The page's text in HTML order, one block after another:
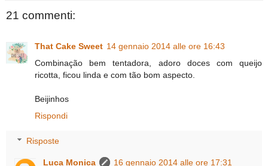
21 commenti:
That Cake Sweet 14 gennaio 2014 alle ore 16:43
Combinação bem tentadora, adoro doces com queijo
ricotta, ficou linda e com tão bom aspecto.
Beijinhos
Rispondi
Risposte
Luca Monica
16 gennaio 2014 alle ore 17:31